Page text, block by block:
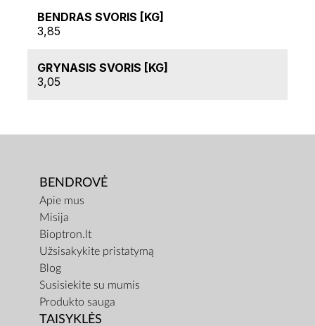
BENDRAS SVORIS [KG]
3,85
GRYNASIS SVORIS [KG]
3,05
BENDROVĖ
Apie mus
Misija
Bioptron.lt
Užsisakykite pristatymą
Blog
Susisiekite su mumis
Produkto sauga
TAISYKLĖS